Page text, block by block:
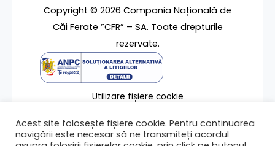
Copyright © 2026 Compania Națională de
Căi Ferate ”CFR” – SA. Toate drepturile
rezervate.
Utilizare fișiere cookie
Contact
Acest site folosește fișiere cookie. Pentru continuarea
navigării este necesar să ne transmiteți acordul